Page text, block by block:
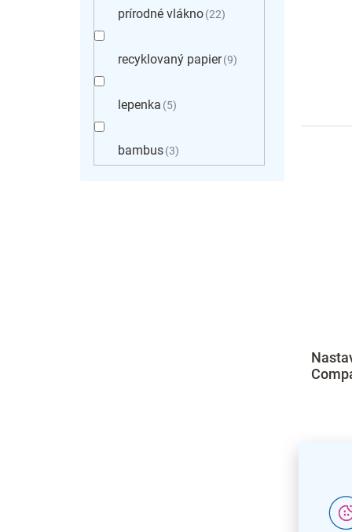
prírodné vlákno 22
recyklovaný papier 9
lepenka 5
bambus 3